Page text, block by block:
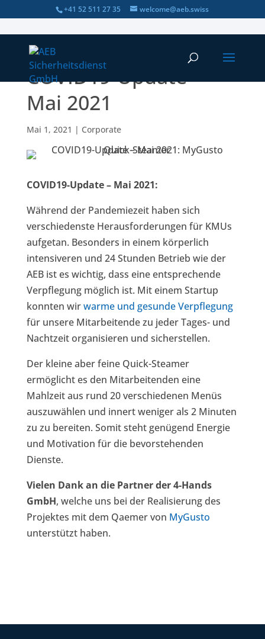
+41 52 511 27 35 welcome@aeb.swiss
COVID19-Update –
Mai 2021
Mai 1, 2021 | Corporate
COVID19-Update – Mai 2021:
Während der Pandemiezeit haben sich
verschiedenste Herausforderungen für KMUs
aufgetan. Besonders in einem körperlich
intensiveren und 24 Stunden Betrieb wie der
AEB ist es wichtig, dass eine entsprechende
Verpflegung möglich ist. Mit einem Startup
konnten wirwarme und gesunde Verpflegung
für unsere Mitarbeitende zu jeder Tages- und
Nachtzeit organisieren und sicherstellen.
Der kleine aber feine Quick-Steamer
ermöglicht es den Mitarbeitenden eine
Mahlzeit aus rund 20 verschiedenen Menüs
auszuwählen und innert weniger als 2 Minuten
zu zu bereiten. Somit steht genügend Energie
und Motivation für die bevorstehenden
Dienste.
Vielen Dank an die Partner der 4-Hands
GmbH, welche uns bei der Realisierung des
Projektes mit dem Qaemer von MyGusto
unterstützt haben.